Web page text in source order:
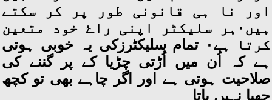
اور نا ہی قانونی طور پر کر سکتے
ہیں۰ہر سلیکٹر اپنی راۓ خود متعین
کرتا ہے۰ تمام سلیکٹرزکی یہ خوبی ہوتی
ہے کہ اُن میں اُڑتی چڑیا کے پر گننے کی
صلاحیت ہوتی ہے اور اگر چاہے بھی تو کچھ
چھپا نہیں پاتا